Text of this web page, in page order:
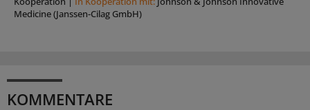
Medicine (Janssen-Cilag GmbH)
KOMMENTARE